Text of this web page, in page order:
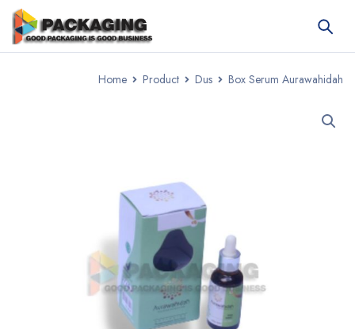
Home Product Dus Box Serum Aurawahidah